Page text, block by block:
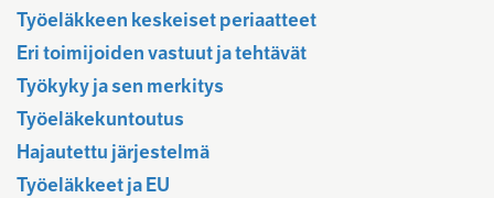
Työeläkkeen keskeiset periaatteet
Eri toimijoiden vastuut ja tehtävät
Työkyky ja sen merkitys
Työeläkekuntoutus
Hajautettu järjestelmä
Työeläkkeet ja EU